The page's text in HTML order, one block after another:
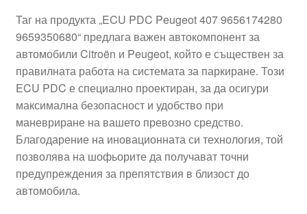
Количка
Контакт
Плащанията
Политика за поверителност
Таг на продукта „ECU PDC Peugeot 407 9656174280
9659350680“ предлага важен автокомпонент за
автомобили Citroën и Peugeot, който е съществен за
правилната работа на системата за паркиране. Този
ECU PDC е специално проектиран, за да осигури
максимална безопасност и удобство при
маневриране на вашето превозно средство.
Благодарение на иновационната си технология, той
позволява на шофьорите да получават точни
предупреждения за препятствия в близост до
автомобила.